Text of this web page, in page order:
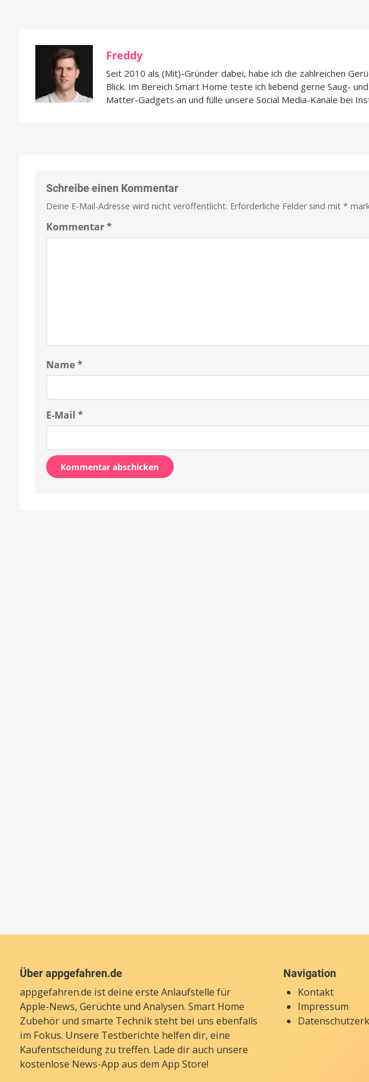
Freddy
Seit 2010 als (Mit)-Gründer dabei, habe ich die zahlreichen
Blick. Im Bereich Smart Home teste ich liebend gerne Saug-
Matter-Gadgets an und fülle unsere Social Media-Kanäle bei
Schreibe einen Kommentar
Deine E-Mail-Adresse wird nicht veröffentlicht. Erforderliche Felder sind mit *
Kommentar*
Name*
E-Mail *
Über appgefahren.de
appgefahren.de ist deine erste Anlaufstelle für
Apple-News, Gerüchte und Analysen. Smart Home
Zubehör und smarte Technik steht bei uns ebenfalls
im Fokus. Unsere Testberichte helfen dir, eine
Kaufentscheidung zu treffen. Lade dir auch unsere
kostenlose News-App aus dem App Store!
Navigation
Kontakt
Impressum